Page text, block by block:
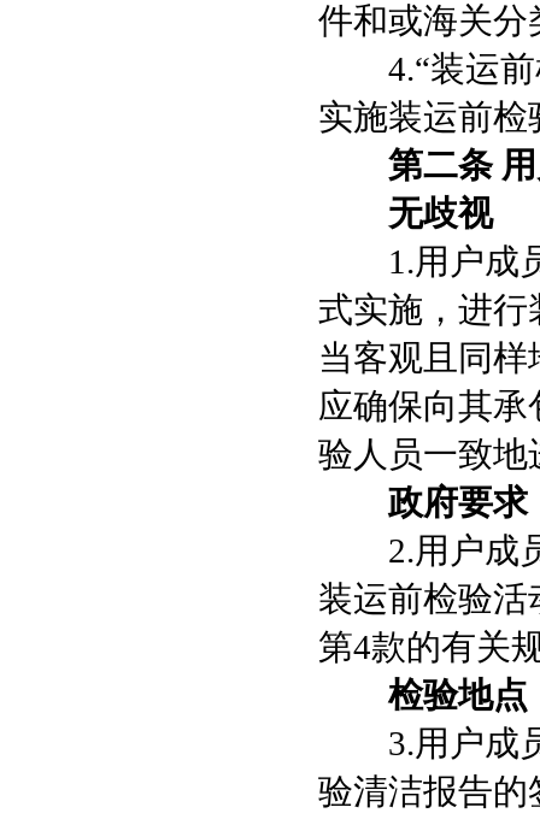
件和或海关分
4.“装运前
实施装运前
第二条
无歧视
1.用户成员
式实施，进
当客观且同
应确保向其
验人员一致地
政府要求
2.用户成员
装运前检验活
第4款的有关
检验地点
3.用户成员
验清洁报告的